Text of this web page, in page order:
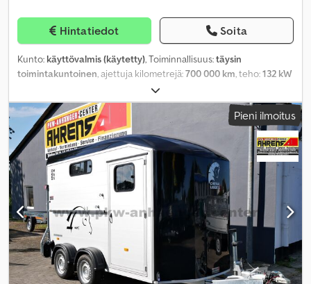
Hintatiedot Soita
Kunto: käyttövalmis (käytetty), Toiminnallisuus:täysin
toimintakuntoinen, ajettuja kilometrejä:700 000 km, teho:132 kW
diesel
päästöluokka:euro2, väri:keltainen, jarrut:moottorijarrutus,
jousitus:ilma, Valmistusvuosi:
ABS, ilmastointi,
turvatyyny,
Pieni ilmoitus